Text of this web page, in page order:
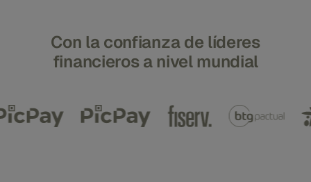
Con la confianza de líderes
financieros a nivel mundial